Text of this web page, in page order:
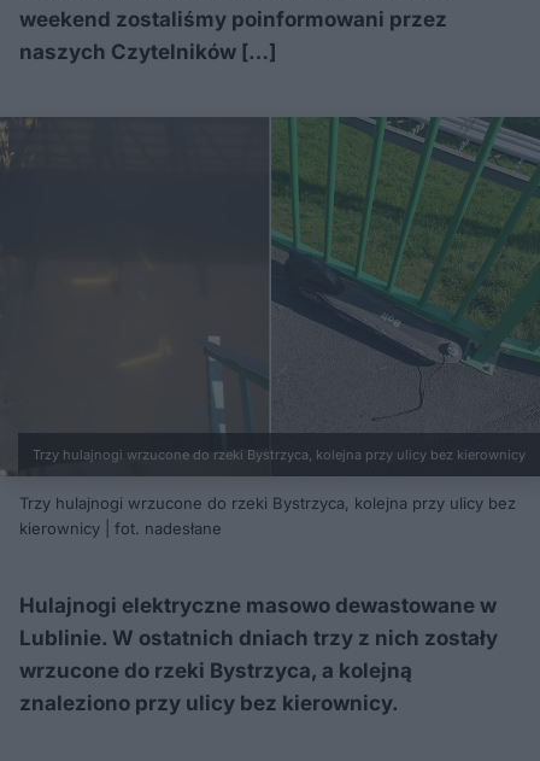
weekend zostaliśmy poinformowani przez
naszych Czytelników […]
Trzy hulajnogi wrzucone do rzeki Bystrzyca, kolejna przy ulicy bez kierownicy
Trzy hulajnogi wrzucone do rzeki Bystrzyca, kolejna przy ulicy bez
kierownicy | fot. nadesłane
Hulajnogi elektryczne masowo dewastowane w
Lublinie. W ostatnich dniach trzy z nich zostały
wrzucone do rzeki Bystrzyca, a kolejną
znaleziono przy ulicy bez kierownicy.